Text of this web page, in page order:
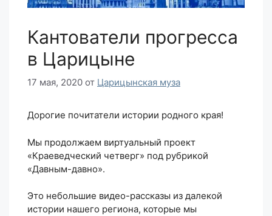
Кантователи прогресса
в Царицыне
17 мая, 2020 от Царицынская муза
Дорогие почитатели истории родного края!
Мы продолжаем виртуальный проект
«Краеведческий четверг» под рубрикой
«Давным-давно».
Это небольшие видео-рассказы из далекой
истории нашего региона, которые мы